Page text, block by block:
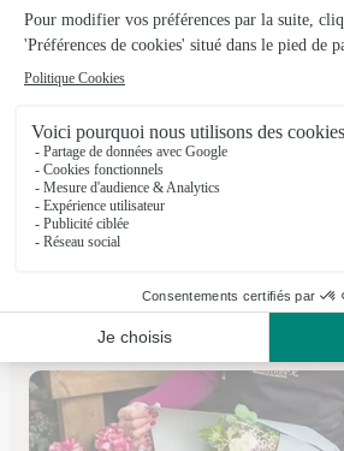
Bambou Fleurs
Meaux
Voir la boutique